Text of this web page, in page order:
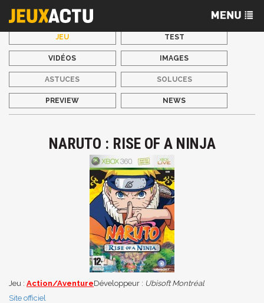
JEU TEST
VIDÉOS IMAGES
ASTUCES SOLUCES
PREVIEW NEWS
NARUTO : RISE OF A NINJA
Jeu : Action/AventureDéveloppeur : Ubisoft Montréal
Site officiel